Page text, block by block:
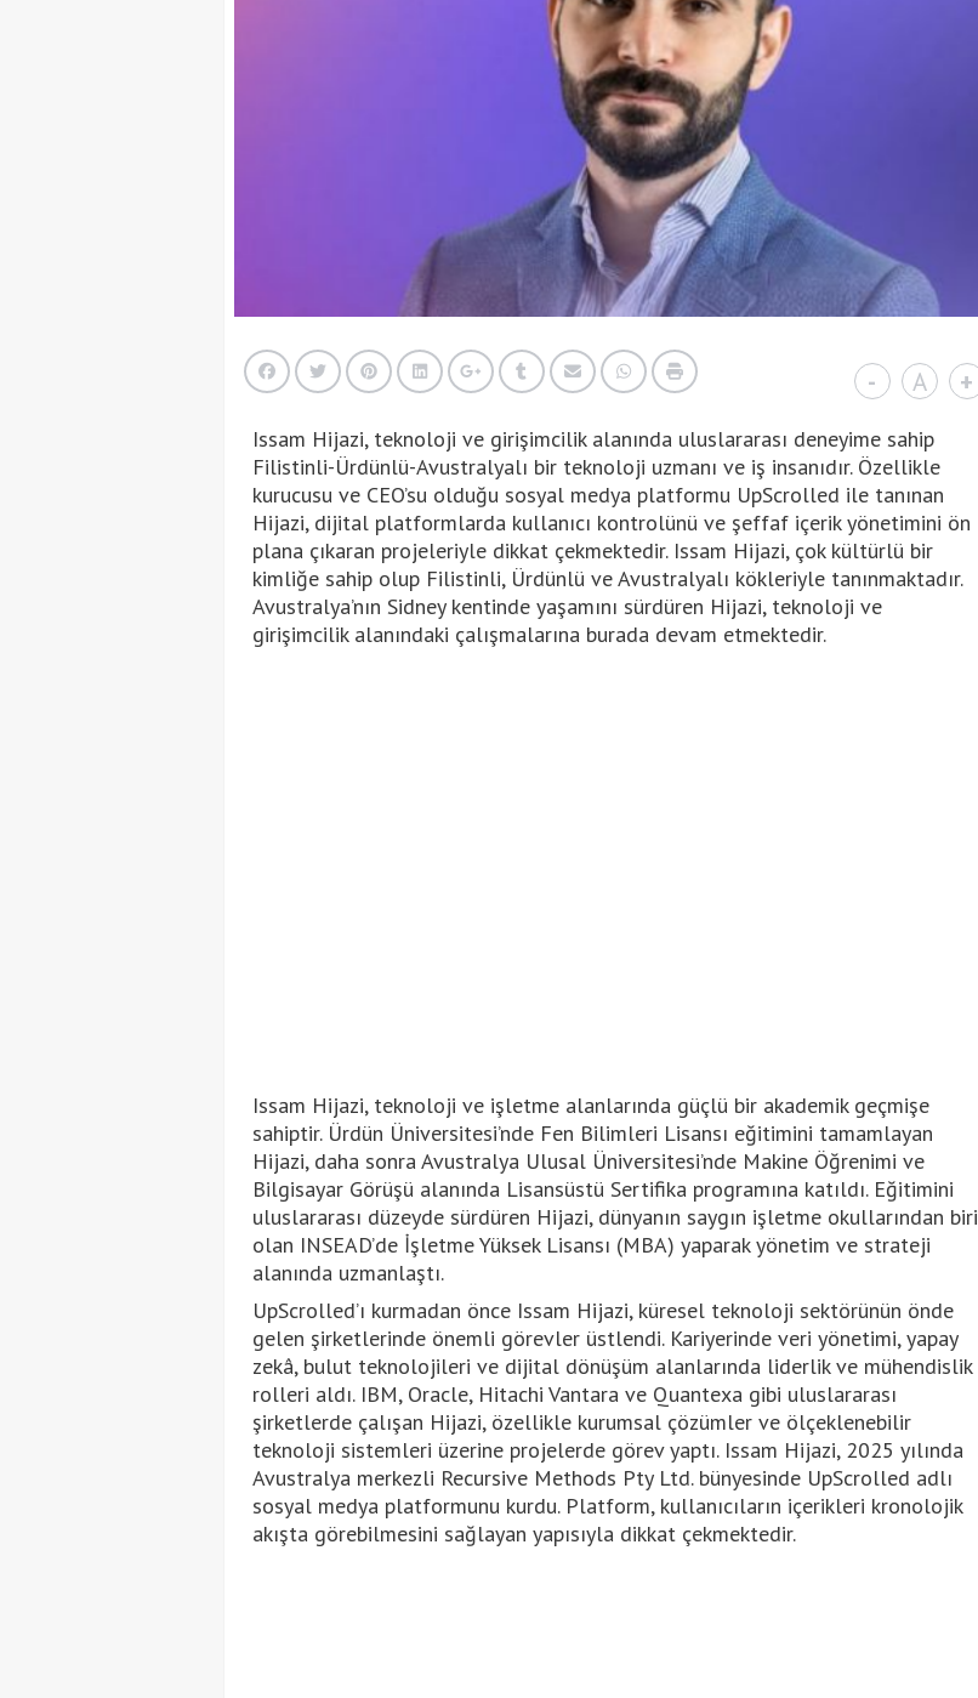
- A +
Issam Hijazi, teknoloji ve girişimcilik alanında uluslararası deneyime sahip
Filistinli-Ürdünlü-Avustralyalı bir teknoloji uzmanı ve iş insanıdır. Özellikle
kurucusu ve CEO’su olduğu sosyal medya platformu UpScrolled ile tanınan
Hijazi, dijital platformlarda kullanıcı kontrolünü ve şeffaf içerik yönetimini ön
plana çıkaran projeleriyle dikkat çekmektedir. Issam Hijazi, çok kültürlü bir
kimliğe sahip olup Filistinli, Ürdünlü ve Avustralyalı kökleriyle tanınmaktadır.
Avustralya’nın Sidney kentinde yaşamını sürdüren Hijazi, teknoloji ve
girişimcilik alanındaki çalışmalarına burada devam etmektedir.
Issam Hijazi, teknoloji ve işletme alanlarında güçlü bir akademik geçmişe
sahiptir. Ürdün Üniversitesi’nde Fen Bilimleri Lisansı eğitimini tamamlayan
Hijazi, daha sonra Avustralya Ulusal Üniversitesi’nde Makine Öğrenimi ve
Bilgisayar Görüşü alanında Lisansüstü Sertifika programına katıldı. Eğitimini
uluslararası düzeyde sürdüren Hijazi, dünyanın saygın işletme okullarından biri
olan INSEAD’de İşletme Yüksek Lisansı (MBA) yaparak yönetim ve strateji
alanında uzmanlaştı.
UpScrolled’ı kurmadan önce Issam Hijazi, küresel teknoloji sektörünün önde
gelen şirketlerinde önemli görevler üstlendi. Kariyerinde veri yönetimi, yapay
zekâ, bulut teknolojileri ve dijital dönüşüm alanlarında liderlik ve mühendislik
rolleri aldı. IBM, Oracle, Hitachi Vantara ve Quantexa gibi uluslararası
şirketlerde çalışan Hijazi, özellikle kurumsal çözümler ve ölçeklenebilir
teknoloji sistemleri üzerine projelerde görev yaptı. Issam Hijazi, 2025 yılında
Avustralya merkezli Recursive Methods Pty Ltd. bünyesinde UpScrolled adlı
sosyal medya platformunu kurdu. Platform, kullanıcıların içerikleri kronolojik
akışta görebilmesini sağlayan yapısıyla dikkat çekmektedir.